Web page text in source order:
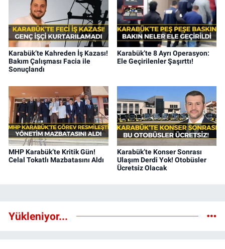
Karabük’te Kahreden İş Kazası!
Bakım Çalışması Facia ile
Sonuçlandı
Karabük’te 8 Ayrı Operasyon:
Ele Geçirilenler Şaşırttı!
MHP Karabük’te Kritik Gün!
Celal Tokatlı Mazbatasını Aldı
Karabük’te Konser Sonrası
Ulaşım Derdi Yok! Otobüsler
Ücretsiz Olacak
Yükleniyor...